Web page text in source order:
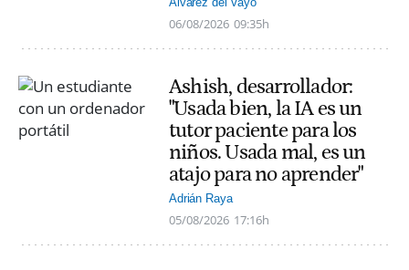
06/08/2026 09:35h
Ashish, desarrollador:
"Usada bien, la IA es un
tutor paciente para los
niños. Usada mal, es un
atajo para no aprender"
Adrián Raya
05/08/2026 17:16h